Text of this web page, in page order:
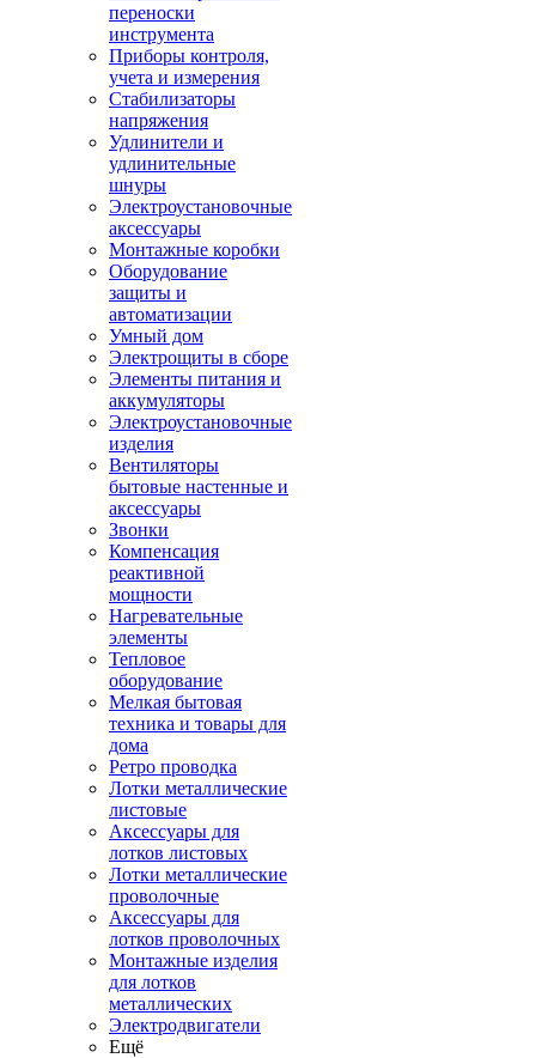
переноски
инструмента
Приборы контроля,
учета и измерения
Стабилизаторы
напряжения
Удлинители и
удлинительные
шнуры
Электроустановочные
аксессуары
Монтажные коробки
Оборудование
защиты и
автоматизации
Умный дом
Электрощиты в сборе
Элементы питания и
аккумуляторы
Электроустановочные
изделия
Вентиляторы
бытовые настенные и
аксессуары
Звонки
Компенсация
реактивной
мощности
Нагревательные
элементы
Тепловое
оборудование
Мелкая бытовая
техника и товары для
дома
Ретро проводка
Лотки металлические
листовые
Аксессуары для
лотков листовых
Лотки металлические
проволочные
Аксессуары для
лотков проволочных
Монтажные изделия
для лотков
металлических
Электродвигатели
Ещё